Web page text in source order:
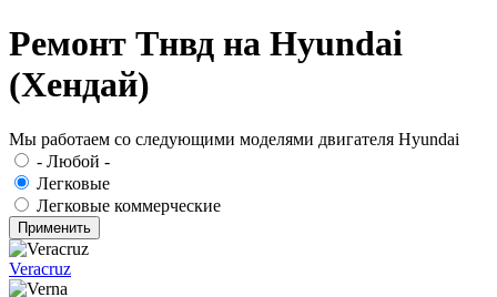
Ремонт Тнвд на Hyundai
(Хендай)
Мы работаем со следующими моделями двигателя Hyundai
- Любой -
Легковые
Легковые коммерческие
Veracruz